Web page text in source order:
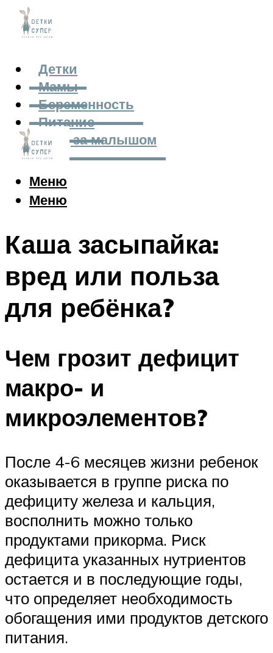
Детки
Мамы
Беременность
Питание
Уход за малышом
Меню
Меню
Каша засыпайка:
вред или польза
для ребёнка?
Чем грозит дефицит
макро- и
микроэлементов?
После 4-6 месяцев жизни ребенок
оказывается в группе риска по
дефициту железа и кальция,
восполнить можно только
продуктами прикорма. Риск
дефицита указанных нутриентов
остается и в последующие годы,
что определяет необходимость
обогащения ими продуктов детского
питания.